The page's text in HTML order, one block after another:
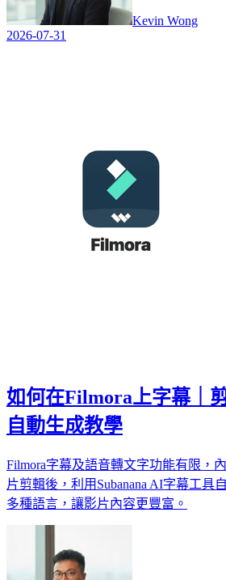
Kevin Wong
2026-07-31
如何在Filmora上字幕｜
自動生成教學
Filmora字幕及語音轉文字功能有限，
片剪輯後，利用Subanana AI字幕工具
多種語言，讓影片內容更豐富。